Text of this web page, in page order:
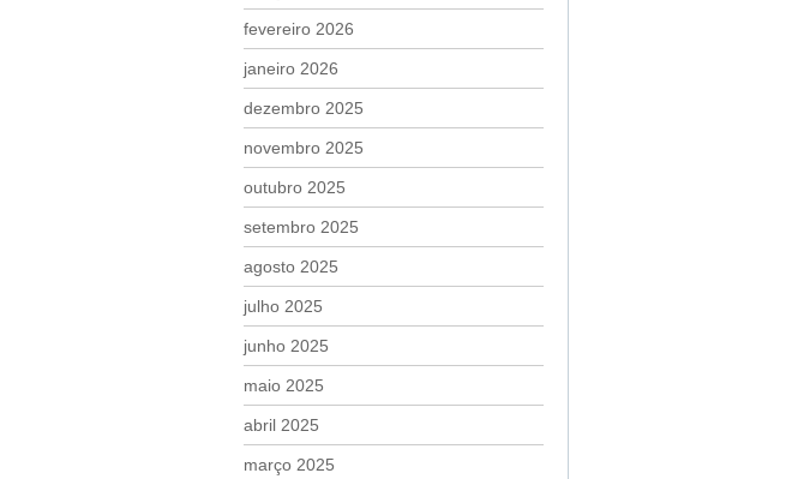
fevereiro 2026
janeiro 2026
dezembro 2025
novembro 2025
outubro 2025
setembro 2025
agosto 2025
julho 2025
junho 2025
maio 2025
abril 2025
março 2025